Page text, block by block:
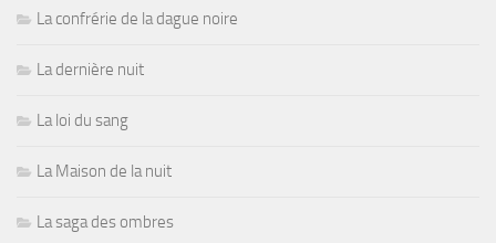
La confrérie de la dague noire
La dernière nuit
La loi du sang
La Maison de la nuit
La saga des ombres